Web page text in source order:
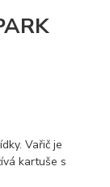
Vařič je
kartuše s